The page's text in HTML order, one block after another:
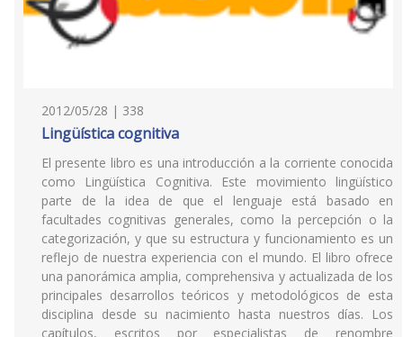
2012/05/28 | 338
Lingüística cognitiva
El presente libro es una introducción a la corriente conocida
como Lingüística Cognitiva. Este movimiento lingüístico
parte de la idea de que el lenguaje está basado en
facultades cognitivas generales, como la percepción o la
categorización, y que su estructura y funcionamiento es un
reflejo de nuestra experiencia con el mundo. El libro ofrece
una panorámica amplia, comprehensiva y actualizada de los
principales desarrollos teóricos y metodológicos de esta
disciplina desde su nacimiento hasta nuestros días. Los
capítulos, escritos por especialistas de renombre